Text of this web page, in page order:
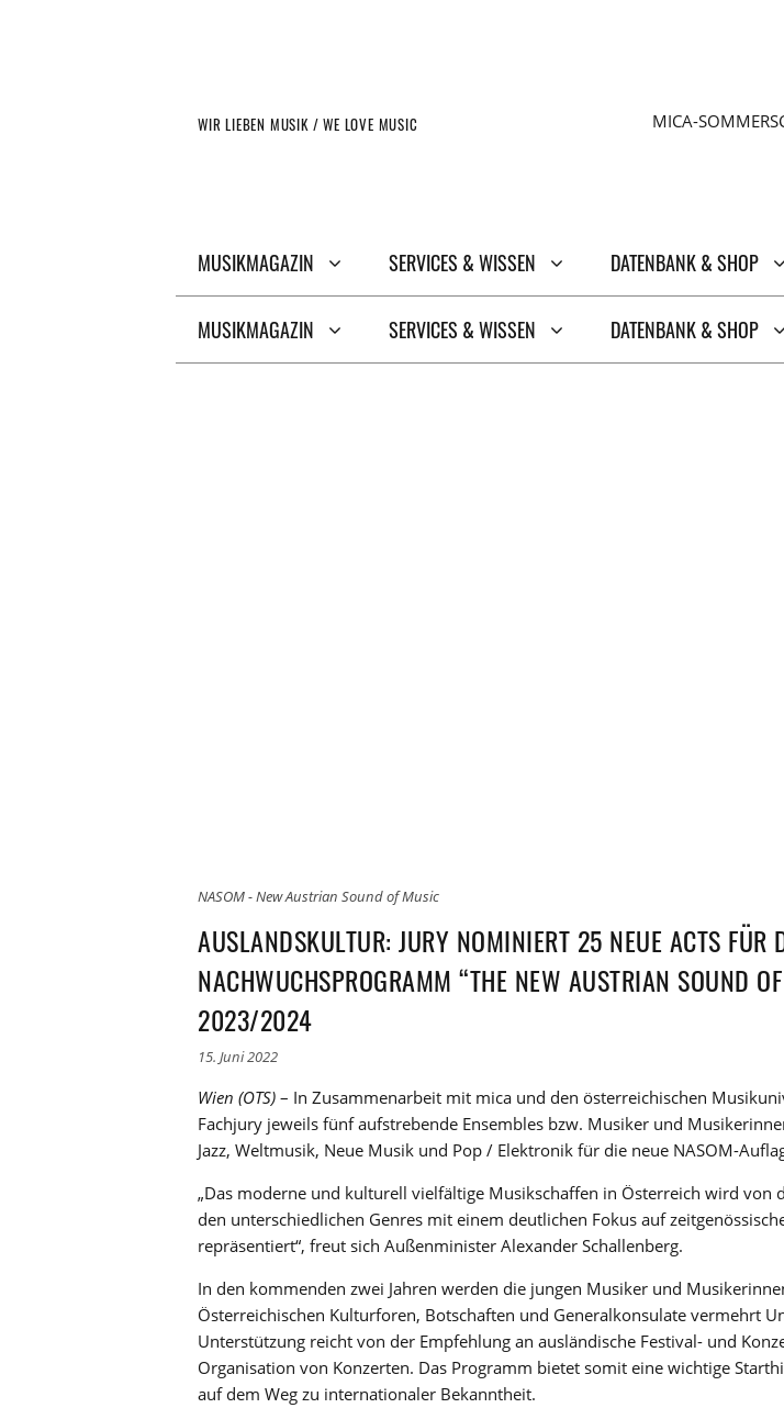
WIR LIEBEN MUSIK / WE LOVE MUSIC MICA-
MUSIKMAGAZIN SERVICES & WISSEN DATENBANK & SHOP
MUSIKMAGAZIN SERVICES & WISSEN DATENBANK & SHOP
NASOM - New Austrian Sound of Music
AUSLANDSKULTUR: JURY NOMINIERT 25 NEUE ACTS FÜR
NACHWUCHSPROGRAMM “THE NEW AUSTRIAN SOUND
2023/2024
15. Juni 2022
Wien (OTS) – In Zusammenarbeit mit mica und den österreichischen
Fachjury jeweils fünf aufstrebende Ensembles bzw. Musiker und
Jazz, Weltmusik, Neue Musik und Pop / Elektronik für die neue NASOM-
„Das moderne und kulturell vielfältige Musikschaffen in Österreich wird von
den unterschiedlichen Genres mit einem deutlichen Fokus auf
repräsentiert“, freut sich Außenminister Alexander Schallenberg.
In den kommenden zwei Jahren werden die jungen Musiker und
Österreichischen Kulturforen, Botschaften und Generalkonsulate vermehrt
Unterstützung reicht von der Empfehlung an ausländische Festival- und
Organisation von Konzerten. Das Programm bietet somit eine wichtige
auf dem Weg zu internationaler Bekanntheit.